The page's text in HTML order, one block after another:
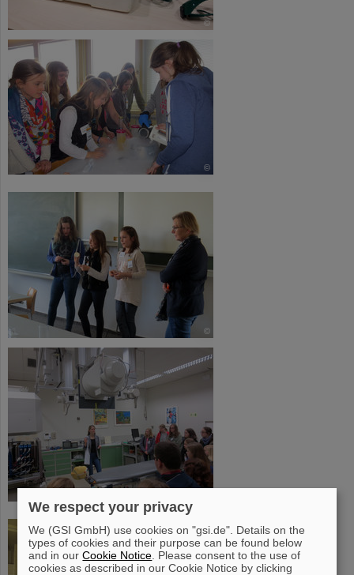
©
©
©
We respect your privacy
We (GSI GmbH) use cookies on "gsi.de". Details on the
types of cookies and their purpose can be found below
and in ourCookie Notice . Please consent to the use of
cookies as described in our Cookie Notice by clicking